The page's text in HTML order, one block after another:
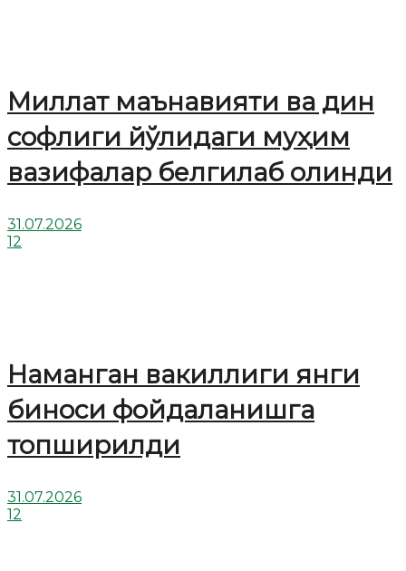
Миллат маънавияти ва дин
софлиги йўлидаги муҳим
вазифалар белгилаб олинди
31.07.2026
12
Наманган вакиллиги янги
биноси фойдаланишга
топширилди
31.07.2026
12